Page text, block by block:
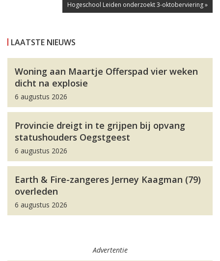
Hogeschool Leiden onderzoekt 3-oktoberviering »
LAATSTE NIEUWS
Woning aan Maartje Offerspad vier weken
dicht na explosie
6 augustus 2026
Provincie dreigt in te grijpen bij opvang
statushouders Oegstgeest
6 augustus 2026
Earth & Fire-zangeres Jerney Kaagman (79)
overleden
6 augustus 2026
Advertentie